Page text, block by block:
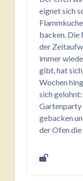
eignet sich
backen. Die
der
immer
gibt, hat
Wochen
sich
Gartenparty
gebacken
der Ofen